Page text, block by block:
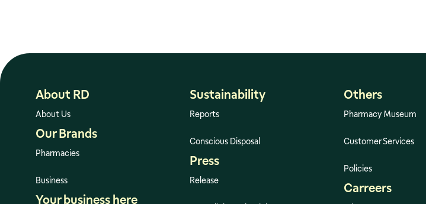
About RD
About Us
Our Brands
Pharmacies
Business
Your business here
Sustainability
Reports
Conscious Disposal
Press
Release
Others
Pharmacy Museum
Customer Services
Policies
Carreers